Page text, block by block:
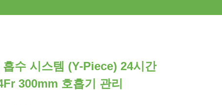
수 시스템 (Y-Piece) 24시간
300mm 호흡기 관리